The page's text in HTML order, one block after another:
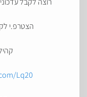
הצטרפ.י
Lq20...